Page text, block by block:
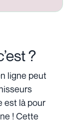
?
ligne peut
est là pour
! Cette